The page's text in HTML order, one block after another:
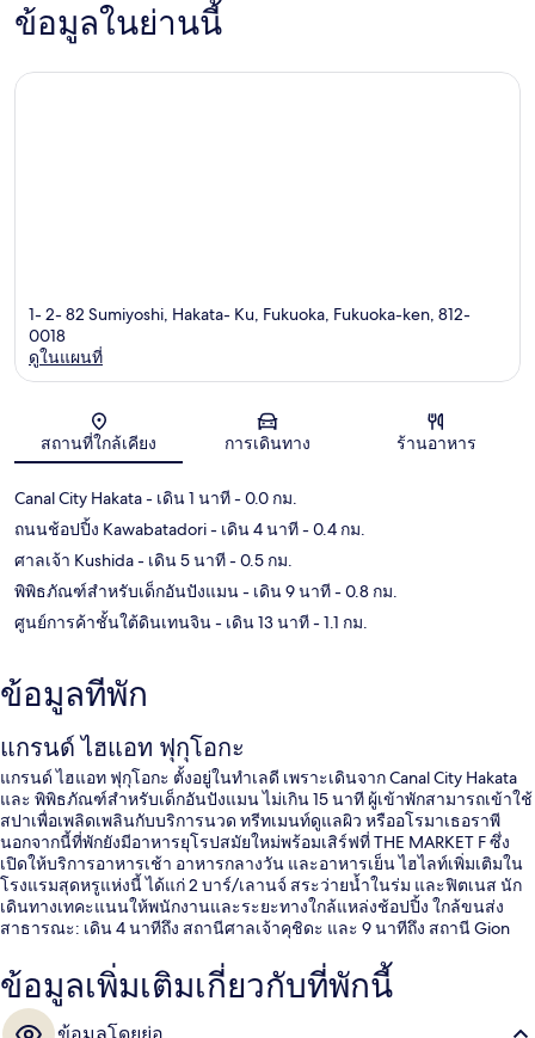
ข้อมูลในย่านนี้
แผนที่
1- 2- 82 Sumiyoshi, Hakata- Ku, Fukuoka, Fukuoka-ken, 812-
0018
ดูในแผนที่
สถานที่ใกล้เคียง การเดินทาง ร้านอาหาร
Canal City Hakata- เดิน 1 นาที- 0.0 กม.
ถนนช้อปปิ้ง Kawabatadori- เดิน 4 นาที- 0.4 กม.
ศาลเจ้า Kushida- เดิน 5 นาที- 0.5 กม.
พิพิธภัณฑ์สำหรับเด็กอันปังแมน- เดิน 9 นาที- 0.8 กม.
ศูนย์การค้าชั้นใต้ดินเทนจิน- เดิน 13 นาที- 1.1 กม.
ข้อมูลที่พัก
แกรนด์ ไฮแอท ฟุกุโอกะ
แกรนด์ ไฮแอท ฟุกุโอกะ ตั้งอยู่ในทำเลดี เพราะเดินจาก Canal City Hakata
และ พิพิธภัณฑ์สำหรับเด็กอันปังแมน ไม่เกิน 15 นาที ผู้เข้าพักสามารถเข้าใช้
สปาเพื่อเพลิดเพลินกับบริการนวด ทรีทเมนท์ดูแลผิว หรืออโรมาเธอราพี
นอกจากนี้ที่พักยังมีอาหารยุโรปสมัยใหม่พร้อมเสิร์ฟที่ THE MARKET F ซึ่ง
เปิดให้บริการอาหารเช้า อาหารกลางวัน และอาหารเย็น ไฮไลท์เพิ่มเติมใน
โรงแรมสุดหรูแห่งนี้ ได้แก่ 2 บาร์/เลานจ์ สระว่ายน้ำในร่ม และฟิตเนส นัก
เดินทางเทคะแนนให้พนักงานและระยะทางใกล้แหล่งช้อปปิ้ง ใกล้ขนส่ง
สาธารณะ: เดิน 4 นาทีถึง สถานีศาลเจ้าคุชิดะ และ 9 นาทีถึง สถานี Gion
ข้อมูลเพิ่มเติมเกี่ยวกับที่พักนี้